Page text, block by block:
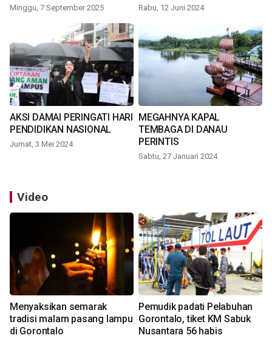
Minggu, 7 September 2025 Rabu, 12 Juni 2024
AKSI DAMAI PERINGATI HARI
PENDIDIKAN NASIONAL
Jumat, 3 Mei 2024
MEGAHNYA KAPAL
TEMBAGA DI DANAU
PERINTIS
Sabtu, 27 Januari 2024
Video
Menyaksikan semarak
tradisi malam pasang lampu
di Gorontalo
Pemudik padati Pelabuhan
Gorontalo, tiket KM Sabuk
Nusantara 56 habis